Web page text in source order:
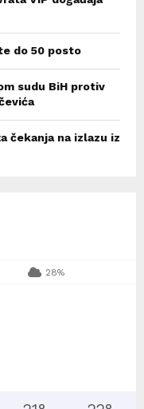
do 50 posto
sudu BiH protiv
čekanja na izlazu iz
28%